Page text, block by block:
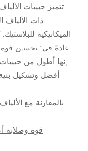
تتميز حبيبات
ذات
الميكانيكية
عادةً في: تحسين قوة
إنها أطول من
أفضل وتشكيل
بالمقارنة مع
قوة وصلابة